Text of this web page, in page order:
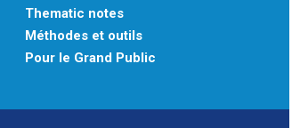
Thematic notes
Méthodes et outils
Pour le Grand Public